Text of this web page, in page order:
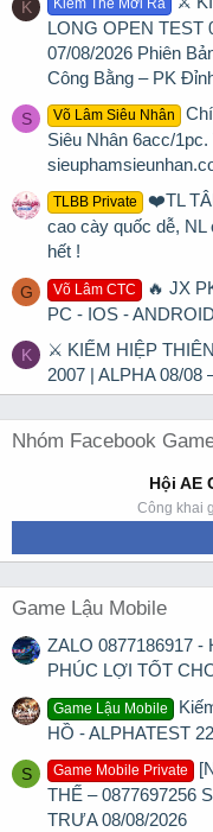
K Kiếm Thế Mới Ra
LONG OPEN TEST
07/08/2026 Phiên
Công Bằng – PK
S Võ Lâm Siêu Nhân
Siêu Nhân 6acc/
TLBB Private
❤️TL
cao cày quốc dễ, NL
hết !
G Võ Lâm CTC
🔥 JX
PC - IOS -
K
⚔ KIẾM HIỆP
2007 | ALPHA 08/08
Nhóm Facebook
Hội AE
Công khai
Game Lậu Mobile
ZALO 0877186917
PHÚC LỢI TỐT
Game Lậu Mobile
HỒ - ALPHATEST
S Game Mobile Private
THẾ – 0877697256
TRƯA 08/08/2026